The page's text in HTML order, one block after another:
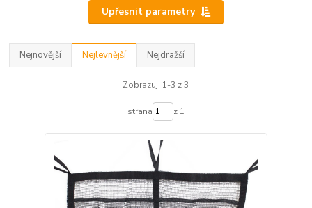
Upřesnit parametry
Nejnovější Nejlevnější Nejdražší
Zobrazuji 1-3 z 3
strana z 1